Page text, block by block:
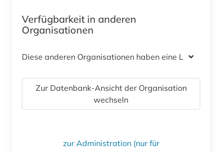
Verfügbarkeit in anderen
Organisationen
Diese anderen Organisationen haben eine Lizenz
Zur Datenbank-Ansicht der Organisation
wechseln
zur Administration (nur für